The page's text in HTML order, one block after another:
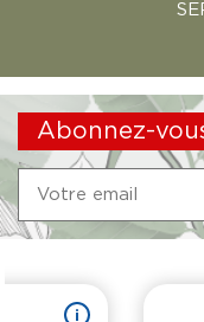
Abonnez-